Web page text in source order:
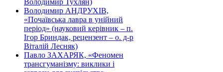
Володимир Тухлян)
Володимир АНДРУХІВ,
«Почаївська лавра в унійний
період» (науковий керівник – п.
Ігор Бриндак, рецензент – о. д-р
Віталій Лесняк)
Павло ЗАХАРЯК, «Феномен
трансгуманізму: виклики і